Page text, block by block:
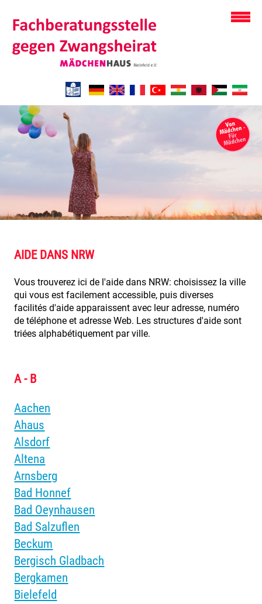
AIDE DANS NRW
Vous trouverez ici de l'aide dans NRW: choisissez la ville
qui vous est facilement accessible, puis diverses
facilités d'aide apparaissent avec leur adresse, numéro
de téléphone et adresse Web. Les structures d'aide sont
triées alphabétiquement par ville.
A - B
Aachen
Ahaus
Alsdorf
Altena
Arnsberg
Bad Honnef
Bad Oeynhausen
Bad Salzuflen
Beckum
Bergisch Gladbach
Bergkamen
Bielefeld